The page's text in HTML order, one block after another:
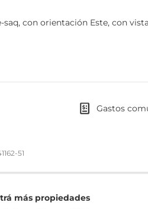
con orientación Este, con
del atardecer y se encuentra
de alto nivel entre los que se
y los mejores vinos de la zona en
Cancha de tenis de césped,
gastos
51
más propiedades